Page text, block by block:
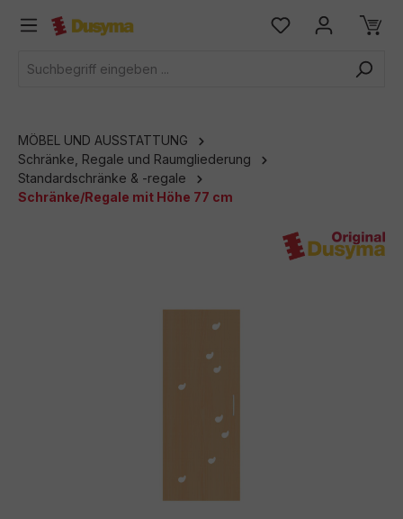
springen
MÖBEL UND AUSSTATTUNG
Schränke, Regale und Raumgliederung
Standardschränke & -regale
Schränke/Regale mit Höhe 77 cm
Bildergalerie überspringen